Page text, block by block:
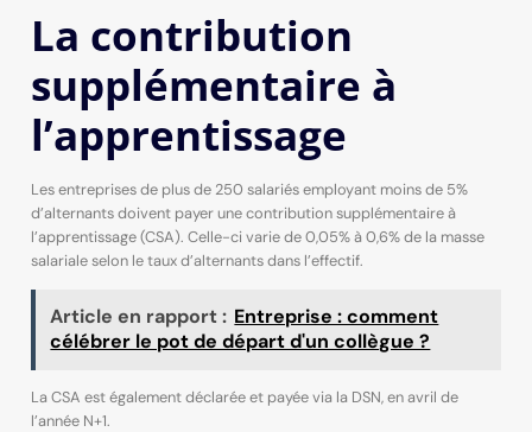
La contribution
supplémentaire à
l’apprentissage
Les entreprises de plus de 250 salariés employant moins de 5%
d’alternants doivent payer une contribution supplémentaire à
l’apprentissage (CSA). Celle-ci varie de 0,05% à 0,6% de la masse
salariale selon le taux d’alternants dans l’effectif.
Article en rapport : Entreprise : comment
célébrer le pot de départ d'un collègue ?
La CSA est également déclarée et payée via la DSN, en avril de
l’année N+1.